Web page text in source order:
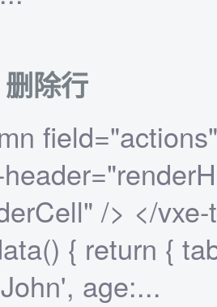
除行
/> </
{ return {
age:...